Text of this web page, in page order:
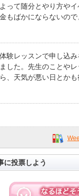
って随分とやり方や
もばかにならないの
験レッスンで申し込
した。先生のことや
、天気が悪い日とか
に投票しよう